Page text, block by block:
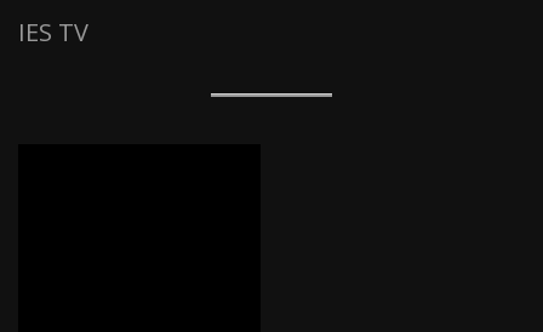
IES TV